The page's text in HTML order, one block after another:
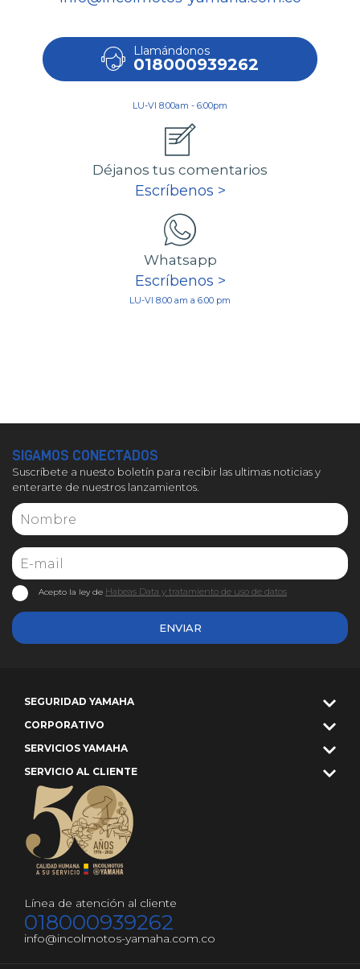
Llamándonos
018000939262
LU-VI 8:00am - 6:00pm
Déjanos tus comentarios
Escríbenos >
Whatsapp
Escríbenos >
LU-VI 8:00 am a 6:00 pm
SIGAMOS CONECTADOS
Suscríbete a nuesto boletín para recibir las ultimas noticias y
enterarte de nuestros lanzamientos.
ENVIAR
Acepto la ley de Habeas Data y tratamiento de uso de datos
SEGURIDAD YAMAHA
CORPORATIVO
SERVICIOS YAMAHA
SERVICIO AL CLIENTE
Línea de atención al cliente
018000939262
info@incolmotos-yamaha.com.co